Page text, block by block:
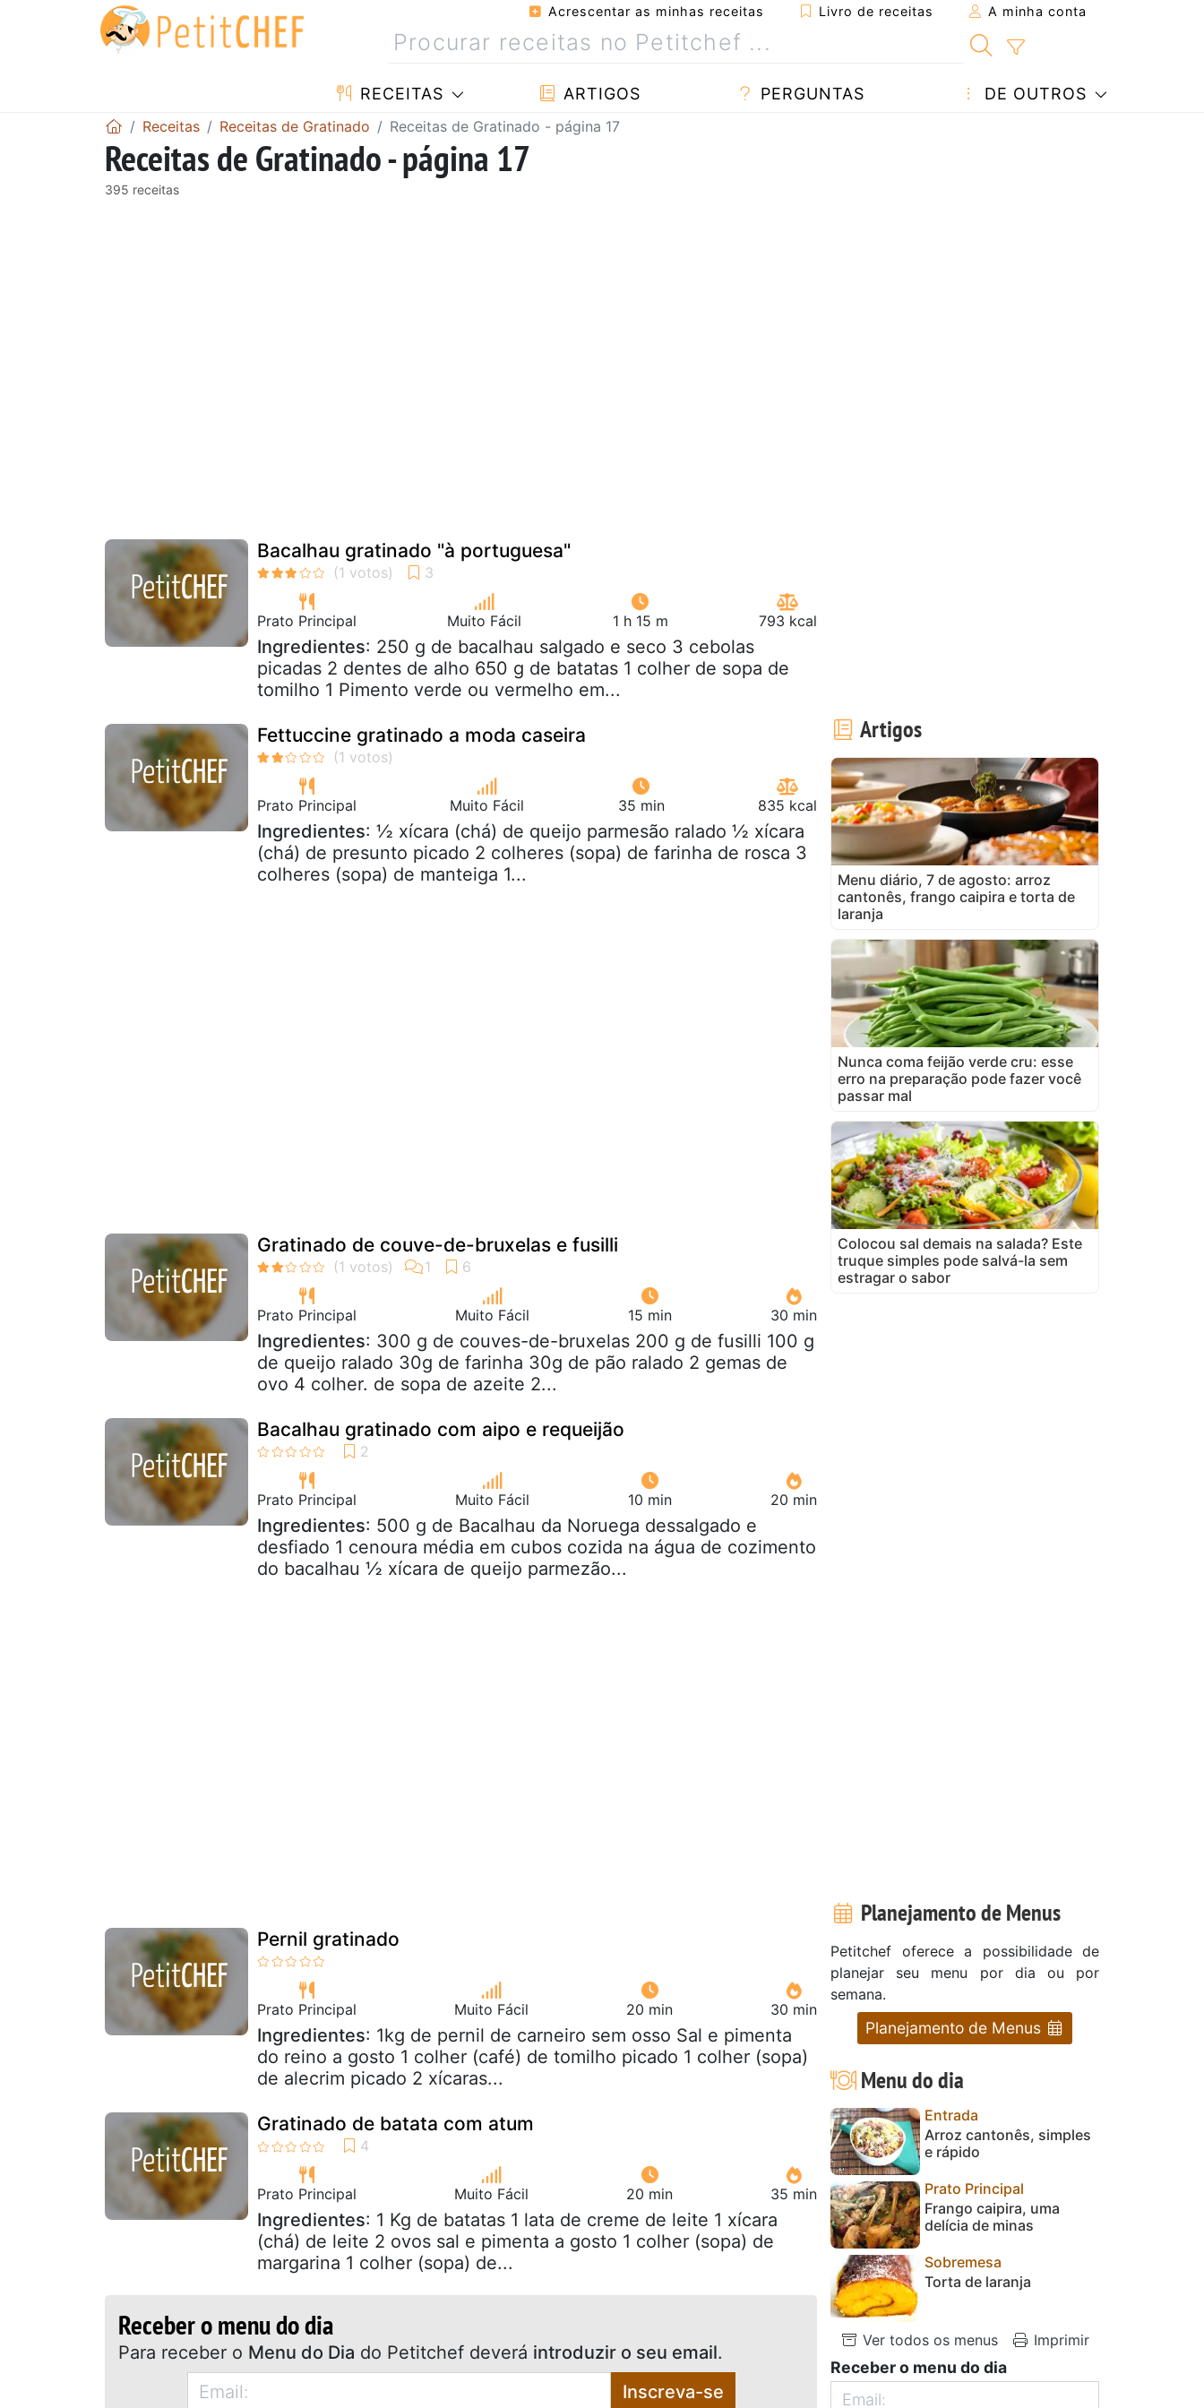
Acrescentar as minhas receitas Livro de receitas A minha conta
RECEITAS ARTIGOS PERGUNTAS DE OUTROS
Receitas Receitas de Gratinado Receitas de Gratinado - página 17
Receitas de Gratinado - página 17
395 receitas
Bacalhau gratinado "à portuguesa"
Prato Principal Muito Fácil 1 h 15 m 793 kcal
Ingredientes: 250 g de bacalhau salgado e seco 3 cebolas
picadas 2 dentes de alho 650 g de batatas 1 colher de sopa de
tomilho 1 Pimento verde ou vermelho em...
Fettuccine gratinado a moda caseira
Prato Principal Muito Fácil 35 min 835 kcal
Ingredientes: ½ xícara (chá) de queijo parmesão ralado ½ xícara
(chá) de presunto picado 2 colheres (sopa) de farinha de rosca 3
colheres (sopa) de manteiga 1...
Gratinado de couve-de-bruxelas e fusilli
Prato Principal Muito Fácil 15 min 30 min
Ingredientes: 300 g de couves-de-bruxelas 200 g de fusilli 100 g
de queijo ralado 30g de farinha 30g de pão ralado 2 gemas de
ovo 4 colher. de sopa de azeite 2...
Bacalhau gratinado com aipo e requeijão
Prato Principal Muito Fácil 10 min 20 min
Ingredientes: 500 g de Bacalhau da Noruega dessalgado e
desfiado 1 cenoura média em cubos cozida na água de cozimento
do bacalhau ½ xícara de queijo parmezão...
Pernil gratinado
Prato Principal Muito Fácil 20 min 30 min
Ingredientes: 1kg de pernil de carneiro sem osso Sal e pimenta
do reino a gosto 1 colher (café) de tomilho picado 1 colher (sopa)
de alecrim picado 2 xícaras...
Gratinado de batata com atum
Prato Principal Muito Fácil 20 min 35 min
Ingredientes: 1 Kg de batatas 1 lata de creme de leite 1 xícara
(chá) de leite 2 ovos sal e pimenta a gosto 1 colher (sopa) de
margarina 1 colher (sopa) de...
Receber o menu do dia
Para receber o Menu do Dia do Petitchef deverá introduzir o seu email.
Inscreva-se
Artigos
Menu diário, 7 de agosto: arroz
cantonês, frango caipira e torta de
laranja
Nunca coma feijão verde cru: esse
erro na preparação pode fazer você
passar mal
Colocou sal demais na salada? Este
truque simples pode salvá-la sem
estragar o sabor
Planejamento de Menus
Petitchef oferece a possibilidade de
planejar seu menu por dia ou por
semana.
Planejamento de Menus
Menu do dia
Entrada
Arroz cantonês, simples
e rápido
Prato Principal
Frango caipira, uma
delícia de minas
Sobremesa
Torta de laranja
Ver todos os menus Imprimir
Receber o menu do dia